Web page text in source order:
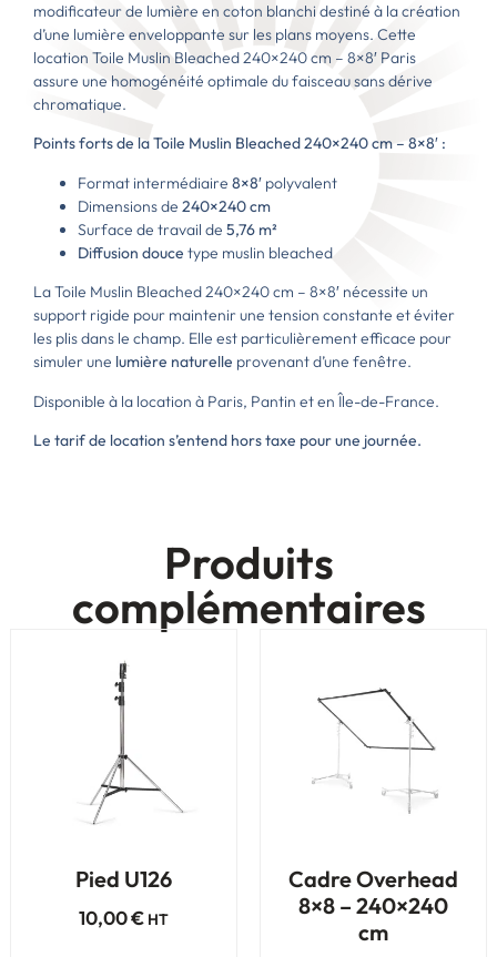
modificateur de lumière en coton blanchi destiné à la création
d’une lumière enveloppante sur les plans moyens. Cette
location Toile Muslin Bleached 240×240 cm – 8×8′ Paris
assure une homogénéité optimale du faisceau sans dérive
chromatique.
Points forts de la Toile Muslin Bleached 240×240 cm – 8×8′ :
Format intermédiaire 8×8′ polyvalent
Dimensions de 240×240 cm
Surface de travail de 5,76 m²
Diffusion douce type muslin bleached
La Toile Muslin Bleached 240×240 cm – 8×8′ nécessite un
support rigide pour maintenir une tension constante et éviter
les plis dans le champ. Elle est particulièrement efficace pour
simuler une lumière naturelle provenant d’une fenêtre.
Disponible à la location à Paris, Pantin et en Île-de-France.
Le tarif de location s’entend hors taxe pour une journée.
Produits
complémentaires
Pied U126
10,00€ HT
Cadre Overhead
8×8 – 240×240
cm